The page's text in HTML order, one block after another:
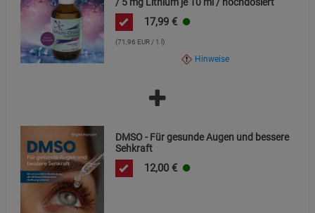
17,99 €
(71,96 EUR / 1 l)
Hinweise
DMSO - Für gesunde Augen und bessere
Sehkraft
12,00 €
Marketing Cookies (3) Marketing Cookies
Beschreibung Marketing Cookies
Cookie-Informationen